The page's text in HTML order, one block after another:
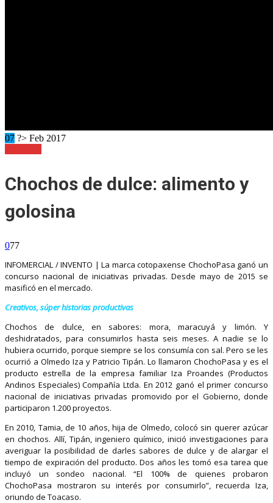
07 ?> Feb 2017
Chochos de dulce: alimento y
golosina
077
INFOMERCIAL / INVENTO | La marca cotopaxense ChochoPasa ganó un
concurso nacional de iniciativas privadas. Desde mayo de 2015 se
masificó en el mercado.
Creativos, súper historias productivas
Chochos de dulce, en sabores: mora, maracuyá y limón. Y
deshidratados, para consumirlos hasta seis meses. A nadie se lo
hubiera ocurrido, porque siempre se los consumía con sal. Pero se les
ocurrió a Olmedo Iza y Patricio Tipán. Lo llamaron ChochoPasa y es el
producto estrella de la empresa familiar Iza Proandes (Productos
Andinos Especiales) Compañía Ltda. En 2012 ganó el primer concurso
nacional de iniciativas privadas promovido por el Gobierno, donde
participaron 1.200 proyectos.
En 2010, Tamia, de 10 años, hija de Olmedo, colocó sin querer azúcar
en chochos. Allí, Tipán, ingeniero químico, inició investigaciones para
averiguar la posibilidad de darles sabores de dulce y de alargar el
tiempo de expiración del producto. Dos años les tomó esa tarea que
incluyó un sondeo nacional. “El 100% de quienes probaron
ChochoPasa mostraron su interés por consumirlo”, recuerda Iza,
oriundo de Toacaso.